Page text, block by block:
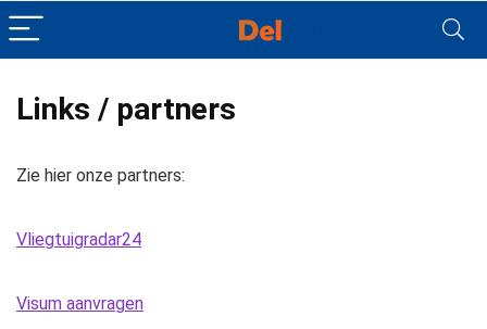
Links / partners
Zie hier onze partners:
Vliegtuigradar24
Visum aanvragen